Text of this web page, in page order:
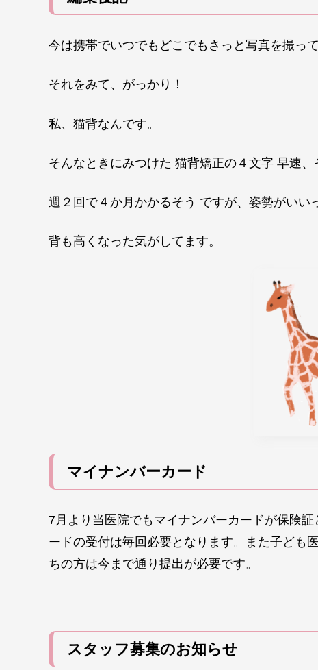
今は携帯でいつでもどこでもさっと写真を撮っ
それをみて、がっかり！
私、猫背なんです。
そんなときにみつけた 猫背矯正の４文字 早速、
週２回で４か月かかるそう ですが、姿勢がいい
背も高くなった気がしてます。
マイナンバーカード
7月より当医院でもマイナンバーカードが保険
ードの受付は毎回必要となります。また子ども
ちの方は今まで通り提出が必要です。
スタッフ募集のお知らせ